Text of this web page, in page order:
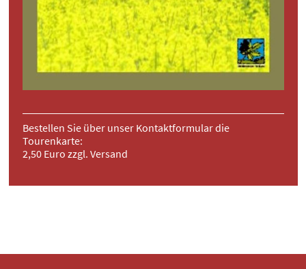
Bestellen Sie über unser Kontaktformular die
Tourenkarte:
2,50 Euro zzgl. Versand